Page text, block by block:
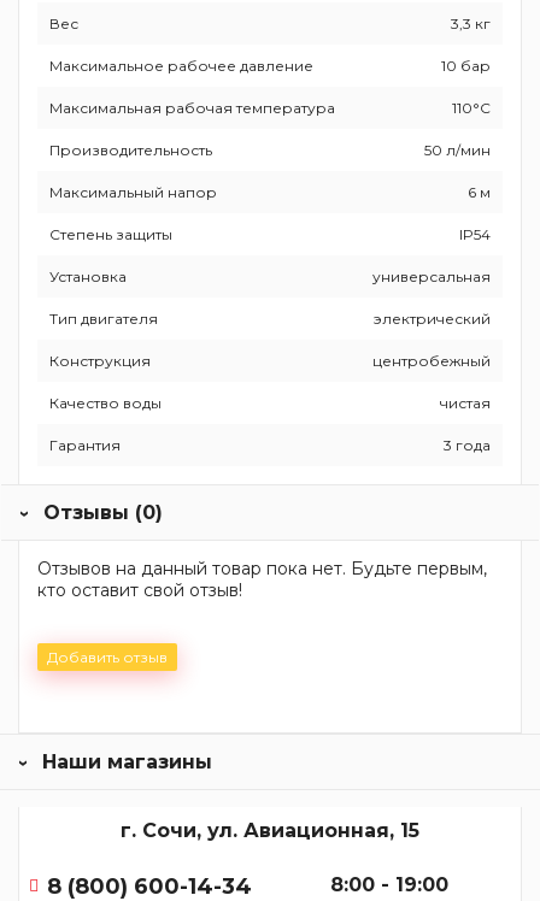
Вес 3,3 кг
Максимальное рабочее давление 10 бар
Максимальная рабочая температура 110°С
Производительность 50 л/мин
Максимальный напор 6 м
Степень защиты IP54
Установка универсальная
Тип двигателя электрический
Конструкция центробежный
Качество воды чистая
Гарантия 3 года
Отзывы (0)
Отзывов на данный товар пока нет. Будьте первым,
кто оставит свой отзыв!
Добавить отзыв
Наши магазины
г. Сочи, ул. Авиационная, 15
8 (800) 600-14-34 8:00 - 19:00